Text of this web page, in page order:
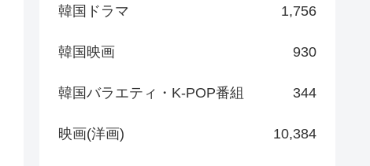
韓国ドラマ 1,756
韓国映画 930
韓国バラエティ・K-POP番組 344
映画(洋画) 10,384